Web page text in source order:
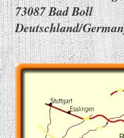
73087 Bad Boll
Deutschland/